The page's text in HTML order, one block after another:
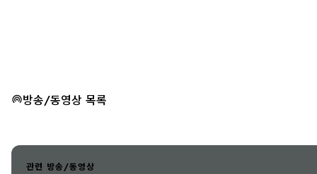
방송/동영상 목록
관련 방송/동영상